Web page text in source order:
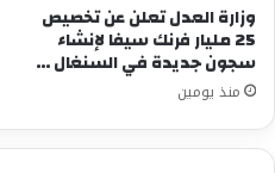
وزارة العدل تعلن عن تخصيص
25 مليار فرنك سيفا لإنشاء
سجون جديدة في السنغال …
منذ يومين